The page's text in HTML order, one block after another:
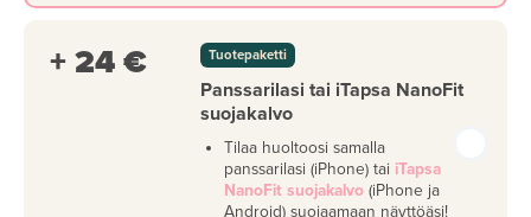
+ 24 € Tuotepaketti
Panssarilasi tai iTapsa NanoFit
suojakalvo
Tilaa huoltoosi samalla
panssarilasi (iPhone) tai iTapsa
NanoFit suojakalvo (iPhone ja
Android) suojaamaan näyttöäsi!